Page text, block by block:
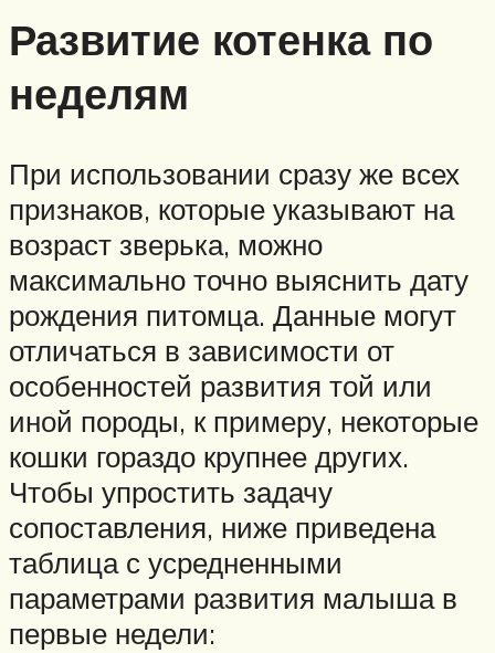
Развитие котенка по
неделям
При использовании сразу же всех
признаков, которые указывают на
возраст зверька, можно
максимально точно выяснить дату
рождения питомца. Данные могут
отличаться в зависимости от
особенностей развития той или
иной породы, к примеру, некоторые
кошки гораздо крупнее других.
Чтобы упростить задачу
сопоставления, ниже приведена
таблица с усредненными
параметрами развития малыша в
первые недели: